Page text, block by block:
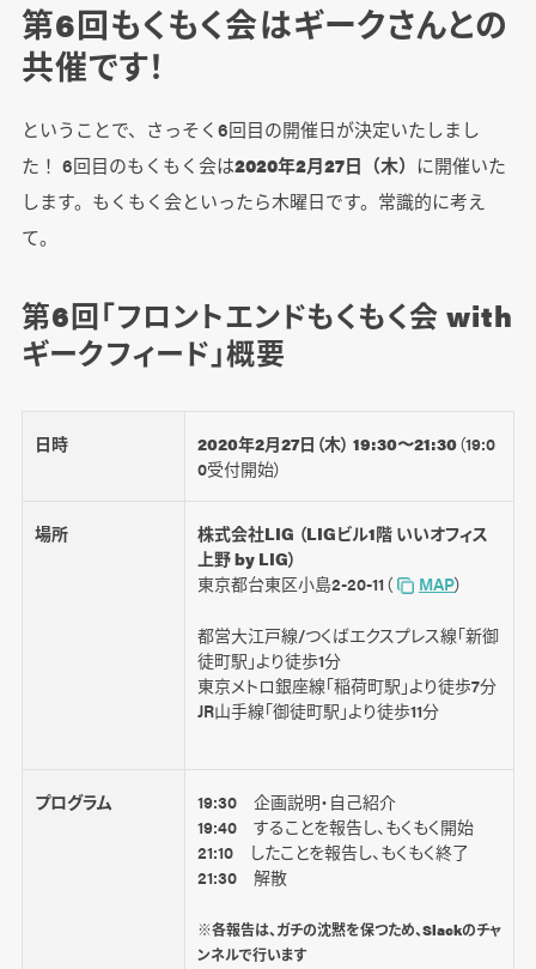
第6回もくもく会はギークさんとの
共催です！
ということで、さっそく6回目の開催日が決定いたしまし
た！ 6回目のもくもく会は2020年2月27日（木） に開催いた
します。もくもく会といったら木曜日です。常識的に考え
て。
第6回「フロントエンドもくもく会 with
ギークフィード」概要
日時 2020年2月27日（木） 19:30〜21:30（19:0
0受付開始）
場所
株式会社LIG （LIGビル1階 いいオフィス
上野 by LIG）
東京都台東区小島2-20-11（
MAP）
都営大江戸線/つくばエクスプレス線「新御
徒町駅」より徒歩1分
東京メトロ銀座線「稲荷町駅」より徒歩7分
JR山手線「御徒町駅」より徒歩11分
プログラム
19:30 企画説明・自己紹介
19:40 することを報告し、もくもく開始
21:10 したことを報告し、もくもく終了
21:30 解散
※各報告は、ガチの沈黙を保つため、Slackのチャ
ンネルで行います